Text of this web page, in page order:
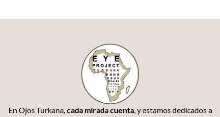
En Ojos Turkana, cada mirada cuenta, y estamos dedicados a